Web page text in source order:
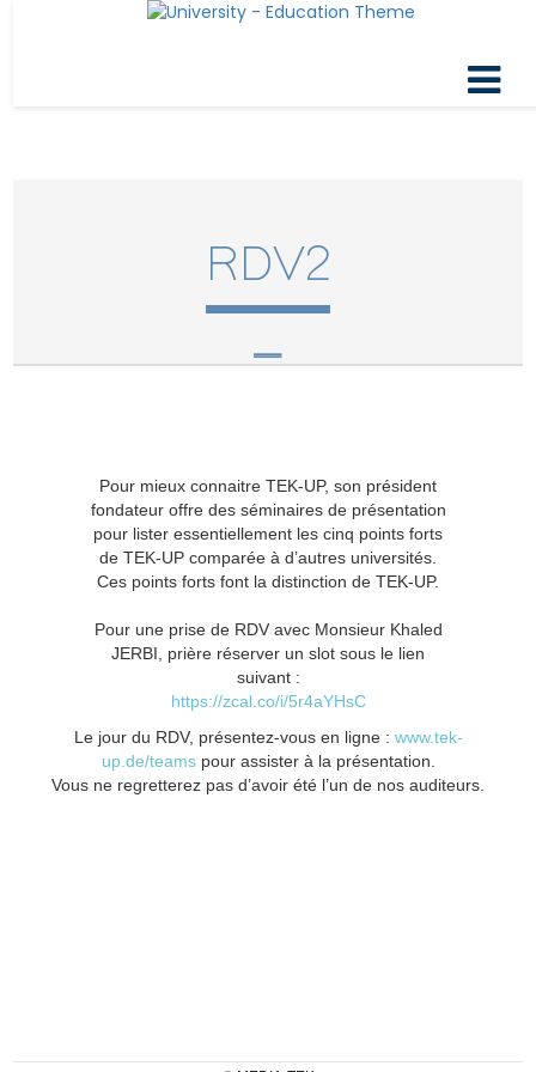
RDV2
Pour mieux connaitre TEK-UP, son président
fondateur offre des séminaires de présentation
pour lister essentiellement les cinq points forts
de TEK-UP comparée à d’autres universités.
Ces points forts font la distinction de TEK-UP.
Pour une prise de RDV avec Monsieur Khaled
JERBI, prière réserver un slot sous le lien
suivant :
https://zcal.co/i/5r4aYHsC
Le jour du RDV, présentez-vous en ligne : www.tek-
up.de/teamspour assister à la présentation.
Vous ne regretterez pas d’avoir été l’un de nos auditeurs.